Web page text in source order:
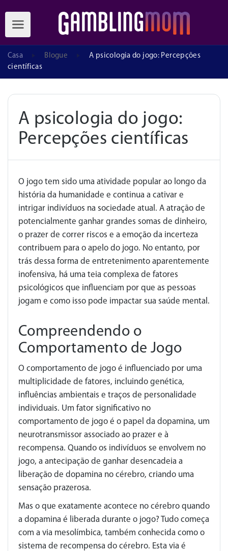
Casa Blogue
A psicologia do jogo: Percepções
científicas
A psicologia do jogo:
Percepções científicas
O jogo tem sido uma atividade popular ao longo da
história da humanidade e continua a cativar e
intrigar indivíduos na sociedade atual. A atração de
potencialmente ganhar grandes somas de dinheiro,
o prazer de correr riscos e a emoção da incerteza
contribuem para o apelo do jogo. No entanto, por
trás dessa forma de entretenimento aparentemente
inofensiva, há uma teia complexa de fatores
psicológicos que influenciam por que as pessoas
jogam e como isso pode impactar sua saúde mental.
Compreendendo o
Comportamento de Jogo
O comportamento de jogo é influenciado por uma
multiplicidade de fatores, incluindo genética,
influências ambientais e traços de personalidade
individuais. Um fator significativo no
comportamento de jogo é o papel da dopamina, um
neurotransmissor associado ao prazer e à
recompensa. Quando os indivíduos se envolvem no
jogo, a antecipação de ganhar desencadeia a
liberação de dopamina no cérebro, criando uma
sensação prazerosa.
Mas o que exatamente acontece no cérebro quando
a dopamina é liberada durante o jogo? Tudo começa
com a via mesolímbica, também conhecida como o
sistema de recompensa do cérebro. Esta via é